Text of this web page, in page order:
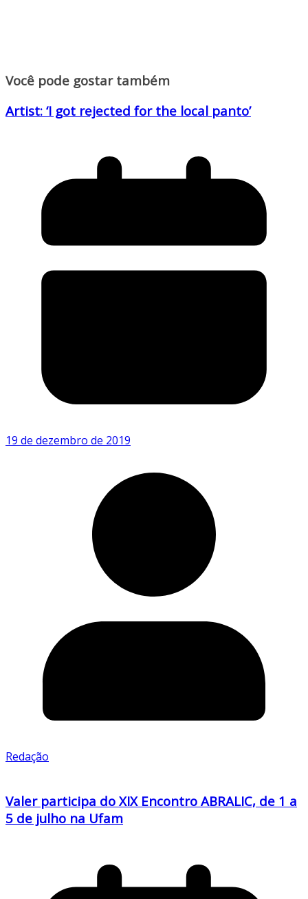
Você pode gostar também
Artist: ‘I got rejected for the local panto’
19 de dezembro de 2019
Redação
Valer participa do XIX Encontro ABRALIC, de 1 a
5 de julho na Ufam